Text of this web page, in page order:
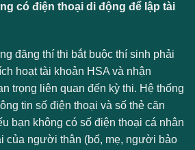
có điện thoại di động để lập tài
đăng thí thi bắt buộc thí sinh phải
hoạt tài khoản HSA và nhận
trọng liên quan đến kỳ thi. Hệ thống
tin số điện thoại và số thẻ căn
bạn không có số điện thoại cá nhân
của người thân (bố, mẹ, người bảo